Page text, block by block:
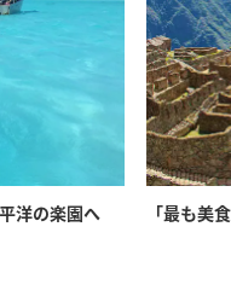
洋の楽園へ
「最も美